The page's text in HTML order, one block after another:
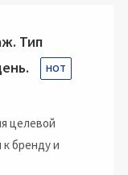
Тип
целевой
бренду и